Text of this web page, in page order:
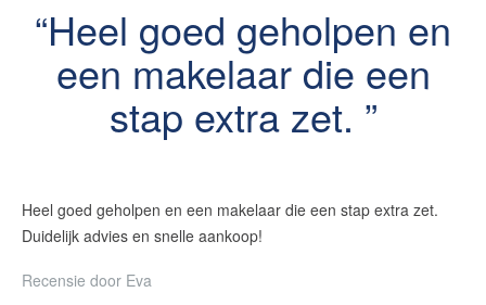
Heel goed geholpen en
een makelaar die een
stap extra zet.
Heel goed geholpen en een makelaar die een stap extra zet.
Duidelijk advies en snelle aankoop!
Recensie door Eva